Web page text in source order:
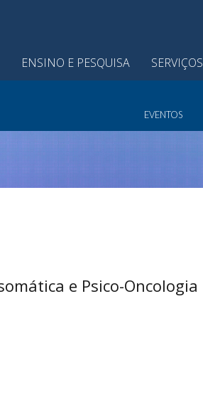
ENSINO E PESQUISA SERVIÇOS
EVENTOS
e Psico-Oncologia